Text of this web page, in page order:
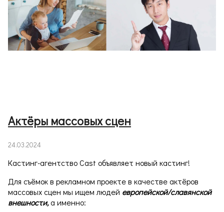
Актёры массовых сцен
24.03.2024
Кастинг-агентство Cast объявляет новый кастинг!
Для съёмок в рекламном проекте в качестве актёров
массовых сцен мы ищем людей европейской/славянской
внешности,а именно: